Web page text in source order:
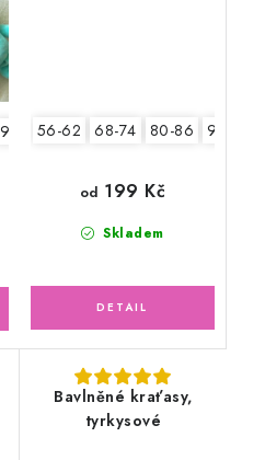
92-98 104-110
56-62 68-74 80-86 92-98
Skladem
od 199 Kč
Bavlněné kraťasy,
tyrkysové